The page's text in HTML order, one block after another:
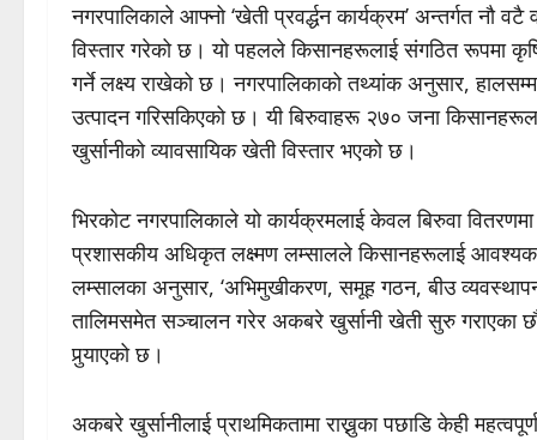
नगरपालिकाले आफ्नो ‘खेती प्रवर्द्धन कार्यक्रम’ अन्तर्गत नौ
विस्तार गरेको छ। यो पहलले किसानहरूलाई संगठित रूपमा
गर्ने लक्ष्य राखेको छ। नगरपालिकाको तथ्यांक अनुसार,
उत्पादन गरिसकिएको छ। यी बिरुवाहरू २७० जना
खुर्सानीको व्यावसायिक खेती विस्तार भएको छ।
भिरकोट नगरपालिकाले यो कार्यक्रमलाई केवल बिरुवा
प्रशासकीय अधिकृत लक्ष्मण लम्सालले किसानहरूलाई आवश्यक
लम्सालका अनुसार, ‘अभिमुखीकरण, समूह गठन, बीउ
तालिमसमेत सञ्चालन गरेर अकबरे खुर्सानी खेती सुरु गराएका
पुर्‍याएको छ।
अकबरे खुर्सानीलाई प्राथमिकतामा राख्नुका पछाडि केही